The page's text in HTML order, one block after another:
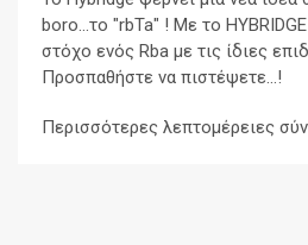
boro...το "rbTa" ! Με το
στόχο ενός Rba με τις ίδιες
Προσπαθήστε να πιστέψετε...!
Περισσότερες λεπτομέρειες